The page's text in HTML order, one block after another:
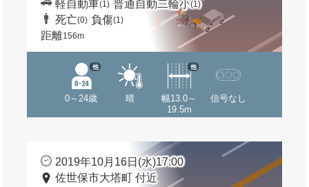
軽自動車(1) 普通自動二輪小(1)
死亡(0) 負傷(1)
距離156m
0～24歳
他
晴
幅13.0～
19.5m
他
信号なし
2019年10月16日(水)17:00
佐世保市大塔町 付近